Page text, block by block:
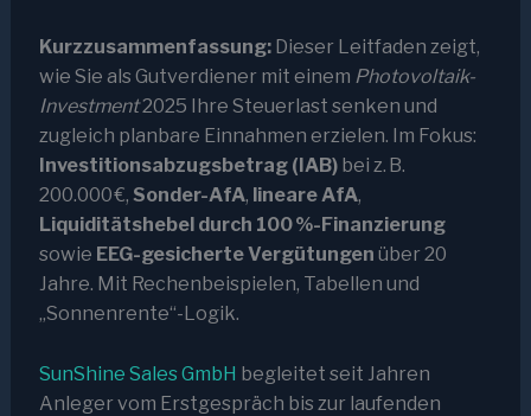
Kurzzusammenfassung:Dieser Leitfaden zeigt,
wie Sie als Gutverdiener mit einem Photovoltaik-
Investment2025 Ihre Steuerlast senken und
zugleich planbare Einnahmen erzielen. Im Fokus:
Investitionsabzugsbetrag (IAB)bei z. B.
200.000 €, Sonder-AfA, lineare AfA,
Liquiditätshebel durch 100 %-Finanzierung
sowie EEG-gesicherte Vergütungen über 20
Jahre. Mit Rechenbeispielen, Tabellen und
„Sonnenrente“-Logik.
SunShine Sales GmbH begleitet seit Jahren
Anleger vom Erstgespräch bis zur laufenden